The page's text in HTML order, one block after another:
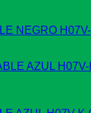
NEGRO